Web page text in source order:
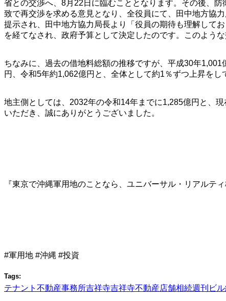
省との交渉へ、8月22日に臨むこととなります。その後、
致で再交渉を求める意見となり、全役員にて、田中地方協
提示され、田中地方協力局長より「役員の期待も理解して
を経てなされ、政府予算として決定したのです。このよう
ちなみに、過去の借地料総額の推移ですが、平成30年
円、令和5年約1,062億円と、全体として約1％ずつ上昇をし
地主側としては、2032年の令和14年までに1,285億円と、
いただき、誠にありがとうございました。
『東京で沖縄軍用地のことなら、ユニバーサル・リアルテ
#軍用地 #沖縄 #投資
Tags:
テナント 不動産事務所吉祥寺吉祥寺不動産店舗相続週刊ビ